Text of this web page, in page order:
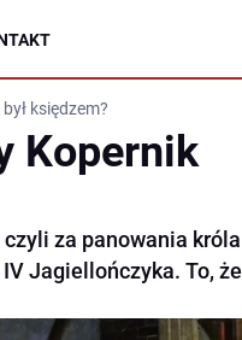
księdzem?
Kopernik
czyli za panowania króla
Jagiellończyka. To, że